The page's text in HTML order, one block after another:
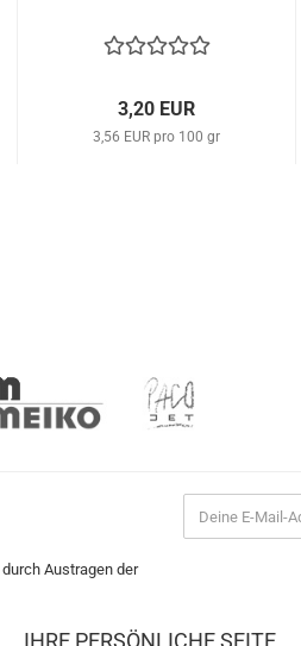
3,20 EUR
3,56 EUR pro 100 gr
Austragen der
IHRE PERSÖNLICHE SEITE